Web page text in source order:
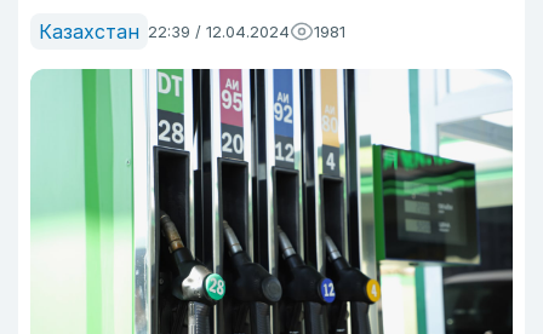
Казахстан 22:39 / 12.04.2024 1981